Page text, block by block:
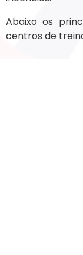
Abaixo os
centros de